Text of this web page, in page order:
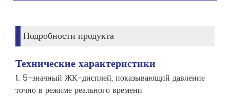
Подробности продукта
Технические характеристики
1. 5-значный ЖК-дисплей, показывающий давление
точно в режиме реального времени